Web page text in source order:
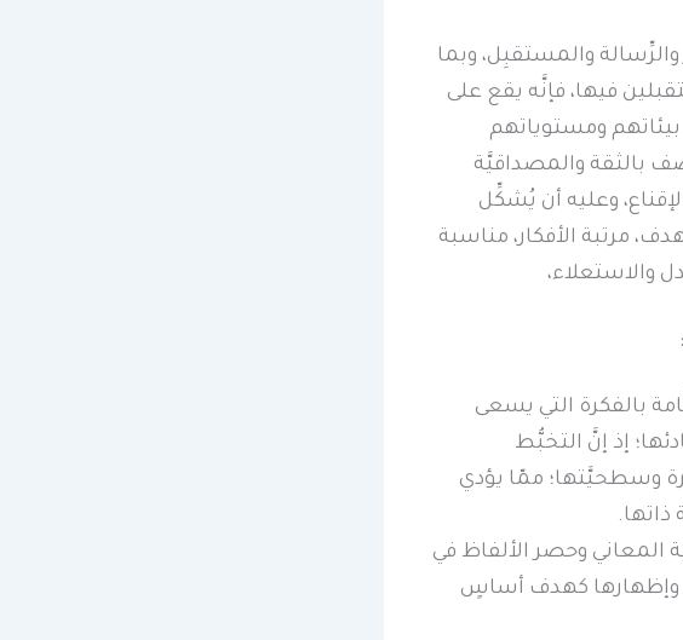
والرِّسالة والمستقبِل، وبما
فيها، فإنَّه يقع على
ومستوياتهم
بالثقة والمصداقيَّة
وعليه أن يُشكِّل
مرتبة الأفكار، مناسبة
والاستعلاء،
بالفكرة التي يسعى
إذ إنَّ التخبُّط
وسطحيَّتها؛ ممّا يؤدي
ذاتها.
وحصر الألفاظ في
وإظهارها كهدف أساسٍ